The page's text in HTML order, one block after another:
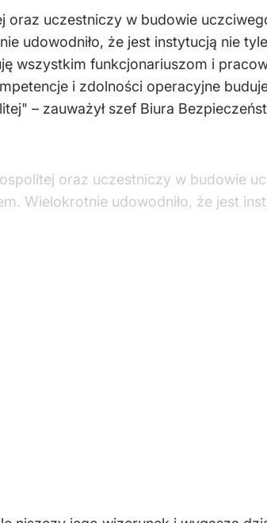
uczestniczy w budowie
udowodniło, że jest instytucją nie
wszystkim funkcjonariuszom i
i zdolności operacyjne
– zauważył szef Biura
oraz uczestniczy w budowie
Wielokrotnie udowodniło, że jest